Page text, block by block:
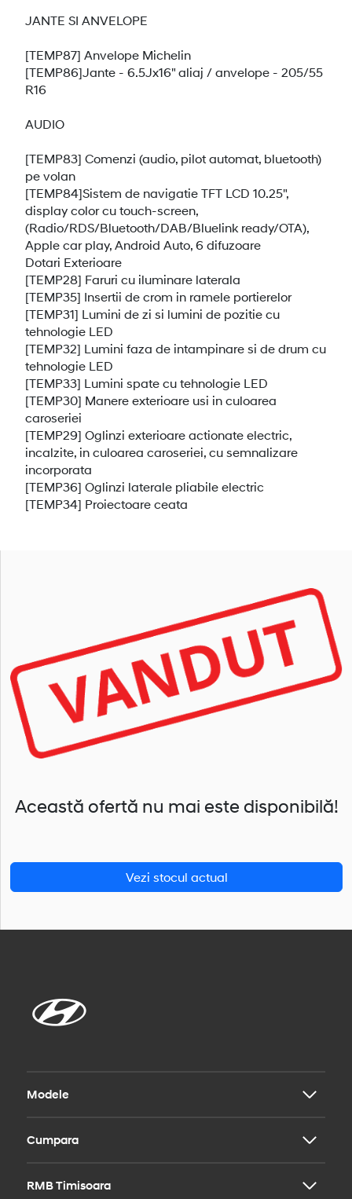
JANTE SI ANVELOPE
[TEMP87] Anvelope Michelin
[TEMP86]Jante - 6.5Jx16" aliaj / anvelope - 205/55
R16
AUDIO
[TEMP83] Comenzi (audio, pilot automat, bluetooth)
pe volan
[TEMP84]Sistem de navigatie TFT LCD 10.25",
display color cu touch-screen,
(Radio/RDS/Bluetooth/DAB/Bluelink ready/OTA),
Apple car play, Android Auto, 6 difuzoare
Dotari Exterioare
[TEMP28] Faruri cu iluminare laterala
[TEMP35] Insertii de crom in ramele portierelor
[TEMP31] Lumini de zi si lumini de pozitie cu
tehnologie LED
[TEMP32] Lumini faza de intampinare si de drum cu
tehnologie LED
[TEMP33] Lumini spate cu tehnologie LED
[TEMP30] Manere exterioare usi in culoarea
caroseriei
[TEMP29] Oglinzi exterioare actionate electric,
incalzite, in culoarea caroseriei, cu semnalizare
incorporata
[TEMP36] Oglinzi laterale pliabile electric
[TEMP34] Proiectoare ceata
Această ofertă nu mai este disponibilă!
Vezi stocul actual
Modele
i20
i30 Fastback
Cumpara
Modele
RMB Timisoara